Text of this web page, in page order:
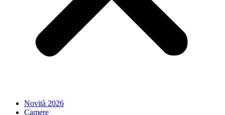
Novità 2026
Camere